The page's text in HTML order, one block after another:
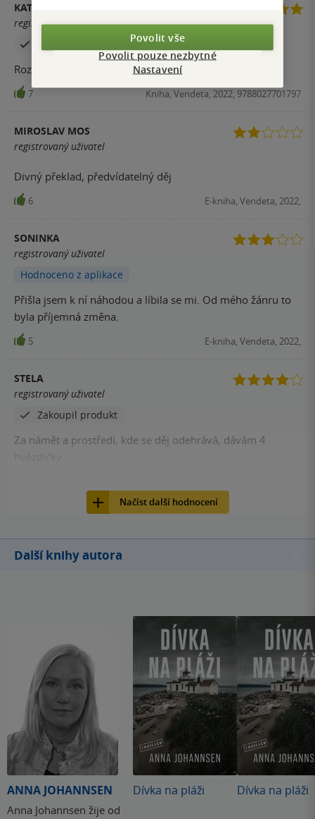
KATEŘINA
registrovaný uživatel
Rozhodně stojí za přečtení
7 Kniha, Vendeta, 2022, 9788027701797
MIROSLAV MOS
registrovaný uživatel
Divný překlad, předvídatelný děj
6 E-kniha, Vendeta, 2022,
SONINKA
registrovaný uživatel
Hodnoceno z aplikace
Přišla jsem k ní náhodou a líbila se mi. Od mého žánru to
byla příjemná změna.
5 E-kniha, Vendeta, 2022,
STELA
registrovaný uživatel
Zakoupil produkt
Za námět a prostředí, kde se děj odehrává, dávám 4
Načíst další hodnocení
Další knihy autora
ANNA JOHANNSEN
Anna Johannsen žije od
Dívka na pláži Dívka na pláži
Povolit vše
Povolit pouze nezbytné
Nastavení